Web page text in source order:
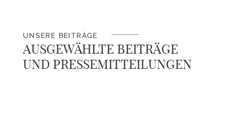
UNSERE BEITRÄGE
AUSGEWÄHLTE BEITRÄGE
UND PRESSEMITTEILUNGEN